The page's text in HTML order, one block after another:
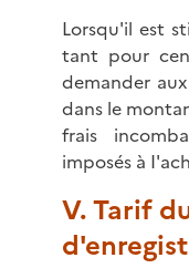
Lorsqu'il est
tant pour
demander
dans le
frais
imposés à
V. Tarif